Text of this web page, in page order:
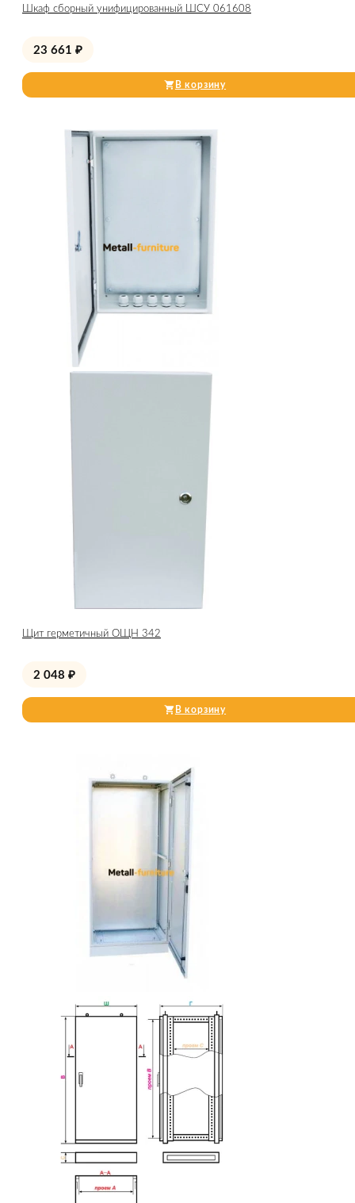
Шкаф сборный унифицированный ШСУ 061608
23 661 ₽
В корзину
Щит герметичный ОЩН 342
2 048 ₽
В корзину